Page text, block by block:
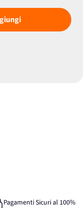
Pagamenti Sicuri al 100%